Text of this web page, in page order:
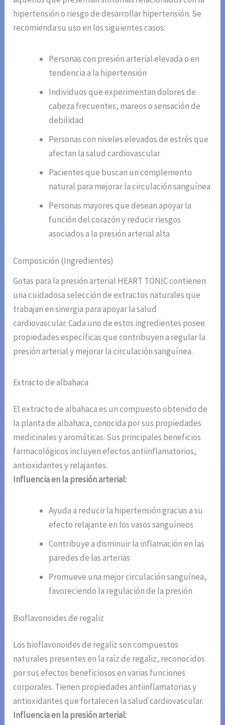
hipertensión o riesgo de desarrollar hipertensión. Se
recomienda su uso en los siguientes casos:
Personas con presión arterial elevada o en
tendencia a la hipertensión
Individuos que experimentan dolores de
cabeza frecuentes, mareos o sensación de
debilidad
Personas con niveles elevados de estrés que
afectan la salud cardiovascular
Pacientes que buscan un complemento
natural para mejorar la circulación sanguínea
Personas mayores que desean apoyar la
función del corazón y reducir riesgos
asociados a la presión arterial alta
Composición (Ingredientes)
Gotas para la presión arterial HEART TONIC contienen
una cuidadosa selección de extractos naturales que
trabajan en sinergia para apoyar la salud
cardiovascular. Cada uno de estos ingredientes posee
propiedades específicas que contribuyen a regular la
presión arterial y mejorar la circulación sanguínea.
Extracto de albahaca
El extracto de albahaca es un compuesto obtenido de
la planta de albahaca, conocida por sus propiedades
medicinales y aromáticas. Sus principales beneficios
farmacológicos incluyen efectos antiinflamatorios,
antioxidantes y relajantes.
Influencia en la presión arterial:
Ayuda a reducir la hipertensión gracias a su
efecto relajante en los vasos sanguíneos
Contribuye a disminuir la inflamación en las
paredes de las arterias
Promueve una mejor circulación sanguínea,
favoreciendo la regulación de la presión
Bioflavonoides de regaliz
Los bioflavonoides de regaliz son compuestos
naturales presentes en la raíz de regaliz, reconocidos
por sus efectos beneficiosos en varias funciones
corporales. Tienen propiedades antiinflamatorias y
antioxidantes que fortalecen la salud cardiovascular.
Influencia en la presión arterial: